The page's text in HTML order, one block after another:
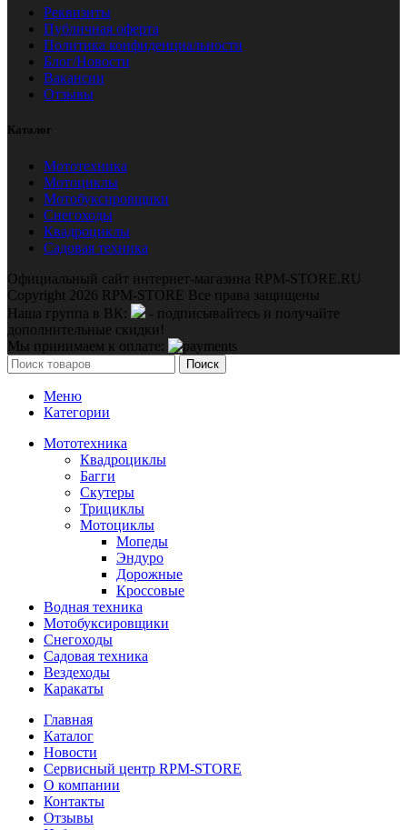
Реквизиты
Публичная оферта
Политика конфиденциальности
Блог/Новости
Вакансии
Отзывы
Каталог
Мототехника
Мотоциклы
Мотобуксировщики
Снегоходы
Квадроциклы
Садовая техника
Официальный сайт интернет-магазина RPM-STORE.RU
Copyright 2026 RPM-STORE Все права защищены
Наша группа в ВК:
- подписывайтесь и получайте
дополнительные скидки!
Мы принимаем к оплате:
Поиск
Меню
Категории
Мототехника
Квадроциклы
Багги
Скутеры
Трициклы
Мотоциклы
Мопеды
Эндуро
Дорожные
Кроссовые
Водная техника
Мотобуксировщики
Снегоходы
Садовая техника
Вездеходы
Каракаты
Главная
Каталог
Новости
Сервисный центр RPM-STORE
О компании
Контакты
Отзывы